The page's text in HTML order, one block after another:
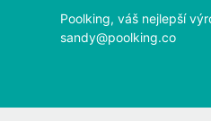
Poolking, váš nejlepší
sandy@poolking.co